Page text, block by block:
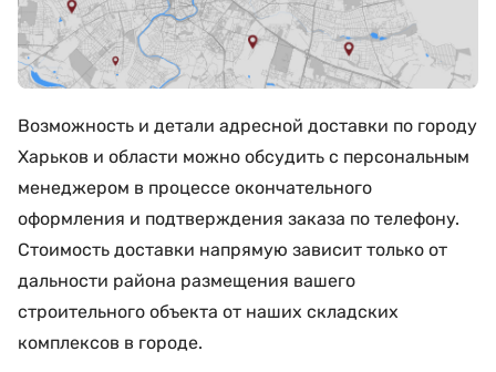
Возможность и детали адресной доставки по городу
Харьков и области можно обсудить с персональным
менеджером в процессе окончательного
оформления и подтверждения заказа по телефону.
Стоимость доставки напрямую зависит только от
дальности района размещения вашего
строительного объекта от наших складских
комплексов в городе.